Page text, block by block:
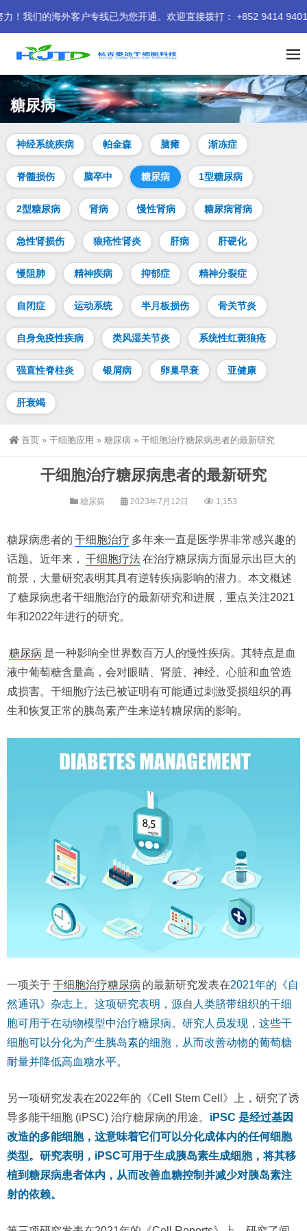
们的海外客户专线已为您开通。欢迎直接拨打： +852 9414 9401
糖尿病
神经系统疾病 帕金森 脑瘫 渐冻症
脊髓损伤 脑卒中 糖尿病 1型糖尿病
2型糖尿病 肾病 慢性肾病 糖尿病肾病
急性肾损伤 狼疮性肾炎 肝病 肝硬化
慢阻肺 精神疾病 抑郁症 精神分裂症
自闭症 运动系统 半月板损伤 骨关节炎
自身免疫性疾病 类风湿关节炎 系统性红斑狼疮
强直性脊柱炎 银屑病 卵巢早衰 亚健康
肝衰竭
首页 » 干细胞应用 » 糖尿病 » 干细胞治疗糖尿病患者的最新研究
干细胞治疗糖尿病患者的最新研究
糖尿病 2023年7月12日 1,153
糖尿病患者的 干细胞治疗 多年来一直是医学界非常感兴趣的
话题。近年来， 干细胞疗法在治疗糖尿病方面显示出巨大的
前景，大量研究表明其具有逆转疾病影响的潜力。本文概述
了糖尿病患者干细胞治疗的最新研究和进展，重点关注2021
年和2022年进行的研究。
糖尿病 是一种影响全世界数百万人的慢性疾病。其特点是血
液中葡萄糖含量高，会对眼睛、肾脏、神经、心脏和血管造
成损害。干细胞疗法已被证明有可能通过刺激受损组织的再
生和恢复正常的胰岛素产生来逆转糖尿病的影响。
一项关于干细胞治疗糖尿病 的最新研究发表在2021年的《自
然通讯》杂志上。这项研究表明，源自人类脐带组织的干细
胞可用于在动物模型中治疗糖尿病。研究人员发现，这些干
细胞可以分化为产生胰岛素的细胞，从而改善动物的葡萄糖
耐量并降低高血糖水平。
另一项研究发表在2022年的《Cell Stem Cell》上，研究了诱
导多能干细胞 (iPSC) 治疗糖尿病的用途。 iPSC 是经过基因
改造的多能细胞，这意味着它们可以分化成体内的任何细胞
类型。研究表明，iPSC可用于生成胰岛素生成细胞，将其移
植到糖尿病患者体内，从而改善血糖控制并减少对胰岛素注
射的依赖。